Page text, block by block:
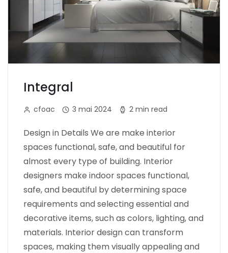
Integral
cfoac 3 mai 2024 2 min read
Design in Details We are make interior
spaces functional, safe, and beautiful for
almost every type of building. Interior
designers make indoor spaces functional,
safe, and beautiful by determining space
requirements and selecting essential and
decorative items, such as colors, lighting, and
materials. Interior design can transform
spaces, making them visually appealing and